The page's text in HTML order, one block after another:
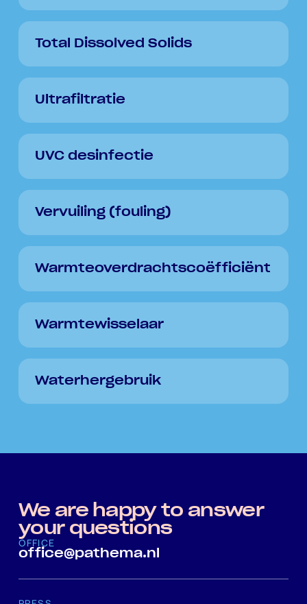
Total Dissolved Solids
Ultrafiltratie
UVC desinfectie
Vervuiling (fouling)
Warmteoverdrachtscoëfficiënt
Warmtewisselaar
Waterhergebruik
We are happy to answer
your questions
OFFICE
office@pathema.nl